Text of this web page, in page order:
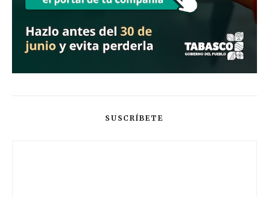
SUSCRÍBETE